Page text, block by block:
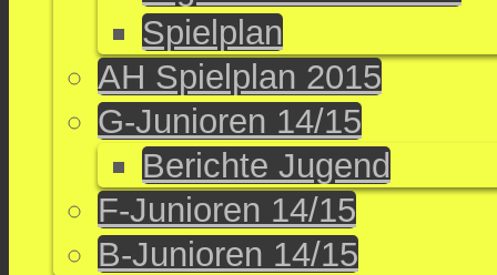
Spielplan
AH Spielplan 2015
G-Junioren 14/15
Berichte Jugend
F-Junioren 14/15
B-Junioren 14/15